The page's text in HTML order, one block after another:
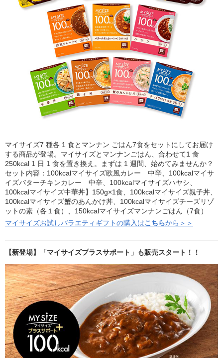
マイサイズ7 種各 1 食とマンナン ごはん7食をセットにしてお届け
する商品が登場。マイサイズとマンナンごはん、合わせて1 食
250kcal 1 日 1 食を置き換え。まずは 1 週間、始めてみませんか？
セット内容：100kcalマイサイズ欧風カレー 中辛、100kcalマイサ
イズバターチキンカレー 中辛、100kcalマイサイズハヤシ、
100kcalマイサイズ中華丼】150g×1食、100kcalマイサイズ親子丼、
100kcalマイサイズ蟹のあんかけ丼、100kcalマイサイズチーズリゾ
ットの素（各１食）、150kcalマイサイズマンナンごはん（7食）
マイサイズお試しバラエティギフトの購入はこちらから＞＞
【新登場】「マイサイズプラスサポート」も販売スタート！！